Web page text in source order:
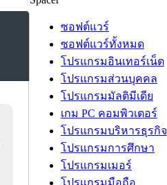
ซอฟต์แวร์
ซอฟต์แวร์ทั้งหมด
โปรแกรมอินเทอร์เน็ต
โปรแกรมส่วนบุคคล
โปรแกรมมัลติมีเดีย
เกม PC คอมพิวเตอร์
โปรแกรมบริหารธุรกิจ
โปรแกรมการศึกษา
โปรแกรมเมอร์
โปรแกรมมือถือ